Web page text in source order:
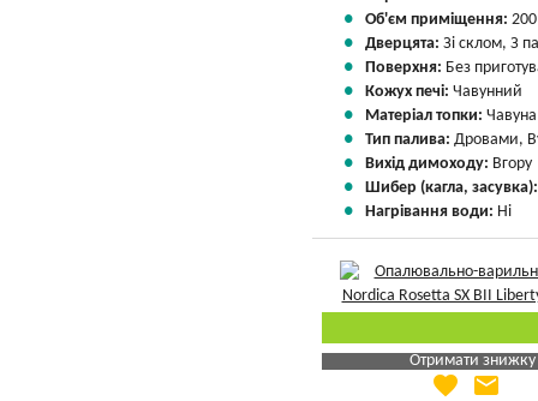
Об'єм приміщення:
Дверцята: Зі склом, З
Поверхня: Без
Кожух печі: Чавунний
Матеріал топки: Чавуна
Тип палива: Дровами,
Вихід димоходу: Вгору
Шибер (кагла,
Нагрівання води: Ні
Отримати знижку
Яка Ваша ціна
favorite email